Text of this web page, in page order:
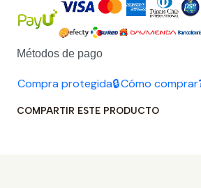
Métodos de pago
Compra protegida🔒Cómo
COMPARTIR ESTE PRODUCTO